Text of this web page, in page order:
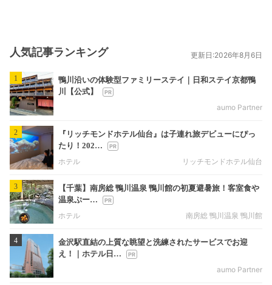
人気記事ランキング 更新日:2026年8月6日
1
鴨川沿いの体験型ファミリーステイ｜日和ステイ京都鴨
川【公式】
aumo Partner
2
『リッチモンドホテル仙台』は子連れ旅デビューにぴっ
たり！202…
ホテル
リッチモンドホテル仙台
3
【千葉】南房総 鴨川温泉 鴨川館の初夏避暑旅！客室食や
温泉ぷー…
ホテル
南房総 鴨川温泉 鴨川館
4
金沢駅直結の上質な眺望と洗練されたサービスでお迎
え！｜ホテル日…
aumo Partner